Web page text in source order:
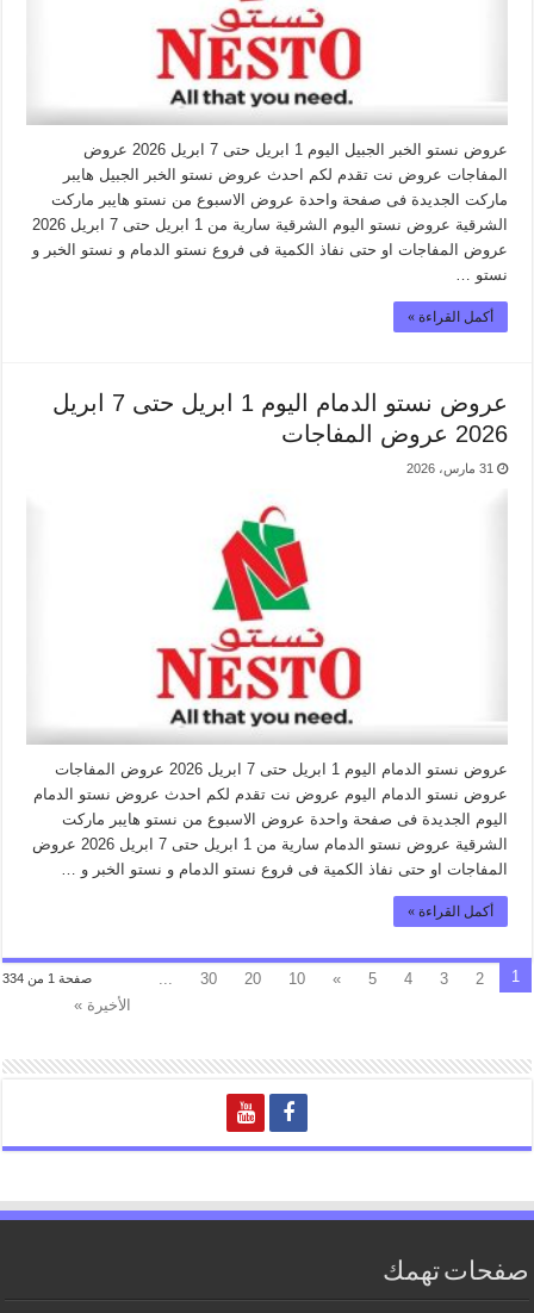
عروض نستو الخبر الجبيل اليوم 1 ابريل حتى 7 ابريل 2026 عروض
المفاجات عروض نت تقدم لكم احدث عروض نستو الخبر الجبيل هايبر
ماركت الجديدة فى صفحة واحدة عروض الاسبوع من نستو هايبر ماركت
الشرقية عروض نستو اليوم الشرقية سارية من 1 ابريل حتى 7 ابريل 2026
عروض المفاجات او حتى نفاذ الكمية فى فروع نستو الدمام و نستو الخبر و
نستو …
أكمل القراءة »
عروض نستو الدمام اليوم 1 ابريل حتى 7 ابريل
2026 عروض المفاجات
31 مارس، 2026
عروض نستو الدمام اليوم 1 ابريل حتى 7 ابريل 2026 عروض المفاجات
عروض نستو الدمام اليوم عروض نت تقدم لكم احدث عروض نستو الدمام
اليوم الجديدة فى صفحة واحدة عروض الاسبوع من نستو هايبر ماركت
الشرقية عروض نستو الدمام سارية من 1 ابريل حتى 7 ابريل 2026 عروض
المفاجات او حتى نفاذ الكمية فى فروع نستو الدمام و نستو الخبر و …
أكمل القراءة »
صفحة 1 من 334 1
2
3
4
5
»
10
20
30
الأخيرة »
صفحات تهمك